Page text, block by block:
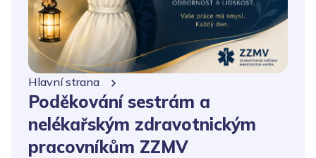
Hlavní strana
Poděkování sestrám a
nelékařským zdravotnickým
pracovníkům ZZMV